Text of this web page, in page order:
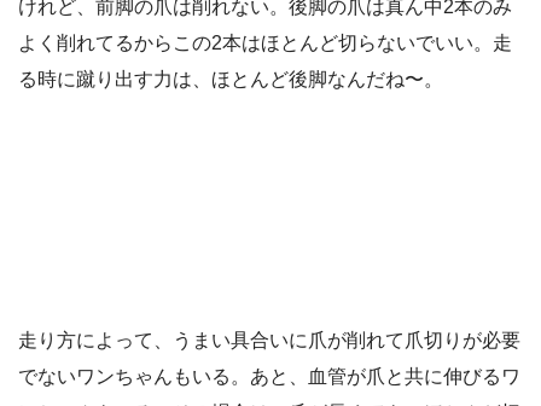
けれど、前脚の爪は削れない。後脚の爪は真ん中2本のみ
よく削れてるからこの2本はほとんど切らないでいい。走
る時に蹴り出す力は、ほとんど後脚なんだね〜。
走り方によって、うまい具合いに爪が削れて爪切りが必要
でないワンちゃんもいる。あと、血管が爪と共に伸びるワ